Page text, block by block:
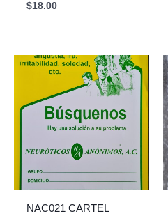
$18.00
NAC021 CARTEL